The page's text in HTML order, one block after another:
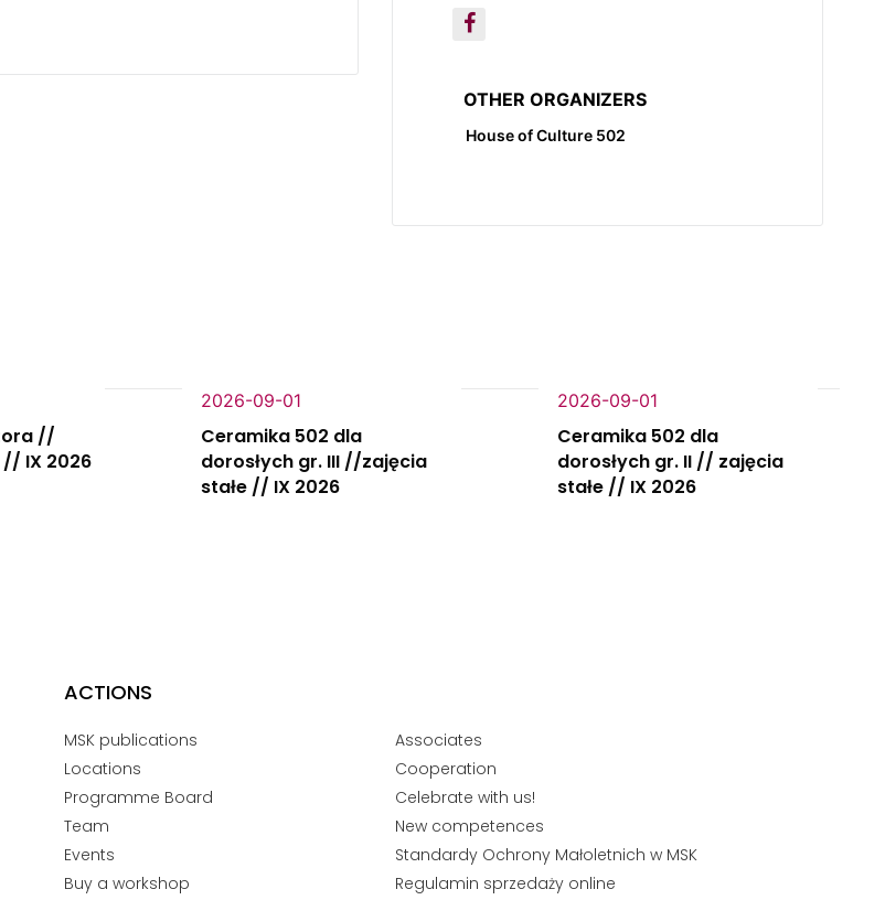
OTHER ORGANIZERS
House of Culture 502
//
// IX 2026
2026-09-01
Ceramika 502 dla
dorosłych gr. III //zajęcia
stałe // IX 2026
2026-09-01
Ceramika 502 dla
dorosłych gr. II // zajęcia
stałe // IX 2026
ACTIONS
MSK publications
Locations
Programme Board
Team
Events
Buy a workshop
Associates
Cooperation
Celebrate with us!
New competences
Standardy Ochrony Małoletnich w MSK
Regulamin sprzedaży online